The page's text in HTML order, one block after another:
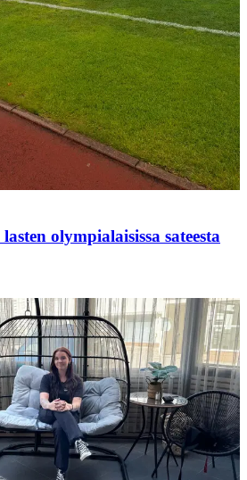
olympialaisissa sateesta